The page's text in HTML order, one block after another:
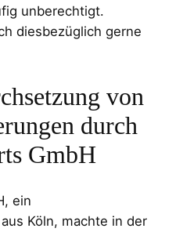
unberechtigt.
diesbezüglich gerne
von
durch
GmbH
ein
Köln, machte in der